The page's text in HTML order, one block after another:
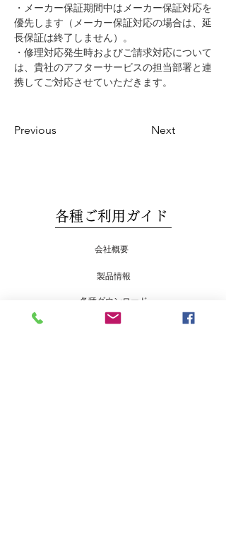
Previous Next
・メーカー保証期間中はメーカー保証対応を
優先します（メーカー保証対応の場合は、延
長保証は終了しません）。
・修理対応発生時およびご請求対応について
は、貴社のアフターサービスの担当部署と連
携してご対応させていただきます。
各種ご利用ガイド
会社概要
製品情報
各種ダウンロード
専用遠隔監視サイト